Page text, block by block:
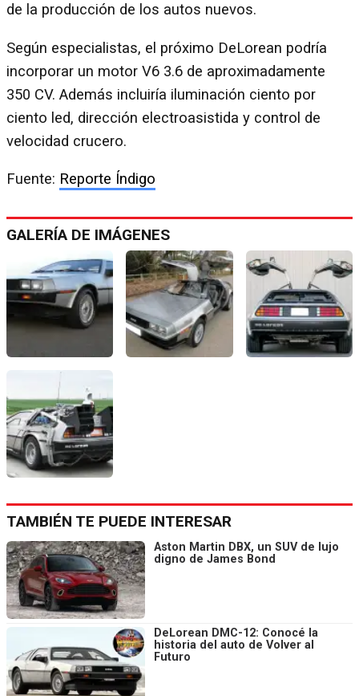
de la producción de los autos nuevos.
Según especialistas, el próximo DeLorean podría
incorporar un motor V6 3.6 de aproximadamente
350 CV. Además incluiría iluminación ciento por
ciento led, dirección electroasistida y control de
velocidad crucero.
Fuente: Reporte Índigo
GALERÍA DE IMÁGENES
TAMBIÉN TE PUEDE INTERESAR
Aston Martin DBX, un SUV de lujo
digno de James Bond
DeLorean DMC-12: Conocé la
historia del auto de Volver al
Futuro